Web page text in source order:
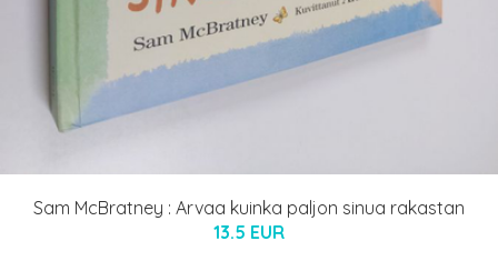
Sam McBratney : Arvaa kuinka paljon sinua rakastan
13.5 EUR